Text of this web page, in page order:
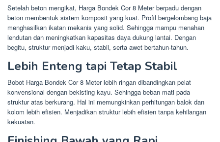
Setelah beton mengikat, Harga Bondek Cor 8 Meter berpadu dengan
beton membentuk sistem komposit yang kuat. Profil bergelombang baja
menghasilkan ikatan mekanis yang solid. Sehingga mampu menahan
lendutan dan meningkatkan kapasitas daya dukung lantai. Dengan
begitu, struktur menjadi kaku, stabil, serta awet bertahun-tahun.
Lebih Enteng tapi Tetap Stabil
Bobot Harga Bondek Cor 8 Meter lebih ringan dibandingkan pelat
konvensional dengan bekisting kayu. Sehingga beban mati pada
struktur atas berkurang. Hal ini memungkinkan perhitungan balok dan
kolom lebih efisien. Menjadikan struktur lebih efisien tanpa kehilangan
kekuatan.